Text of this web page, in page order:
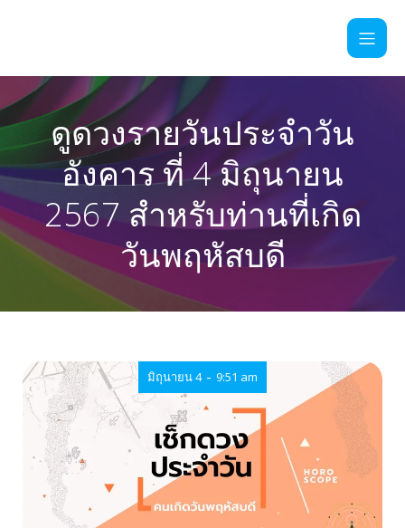
ดูดวงรายวันประจำวัน
อังคาร ที่ 4 มิถุนายน
2567 สำหรับท่านที่เกิด
วันพฤหัสบดี
มิถุนายน 4 - 9:51 am